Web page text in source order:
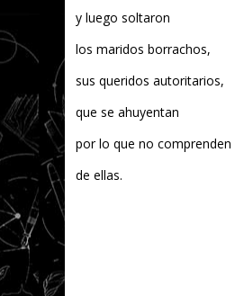
y luego soltaron
los maridos borrachos,
sus queridos autoritarios,
que se ahuyentan
por lo que no comprenden
de ellas.